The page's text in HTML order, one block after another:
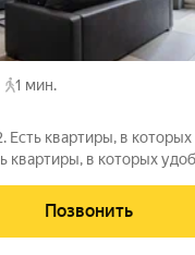
1 мин.
Есть квартиры, в которых
квартиры, в которых
Просторная
Позвонить